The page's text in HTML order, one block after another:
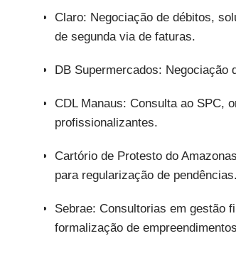
Claro: Negociação de débitos,
de segunda via de faturas.
DB Supermercados: Negociação
CDL Manaus: Consulta ao SPC,
profissionalizantes.
Cartório de Protesto do
para regularização de pendências.
Sebrae: Consultorias em gestão
formalização de